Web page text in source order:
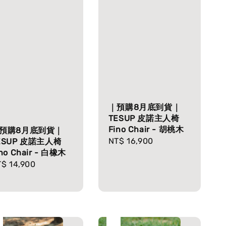
購8月底到貨｜
皮諾主人椅
Chair - 白橡木
14,900
｜預購8月底到貨｜
TESUP 皮諾主人椅
Fino Chair - 胡桃木
Regular
NT$ 16,900